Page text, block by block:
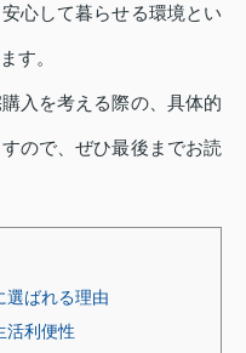
心して暮らせる環境とい
す。
入を考える際の、具体的
ので、ぜひ最後までお読
選ばれる理由
活利便性